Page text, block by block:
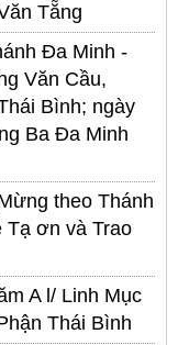
Tẵng
Đa Minh -
Văn Cầu,
Bình; ngày
Ba Đa Minh
theo Thánh
Tạ ơn và Trao
A l/ Linh Mục
Thái Bình